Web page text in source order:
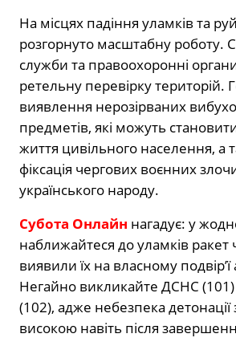
На місцях падіння уламків та
розгорнуто масштабну роботу.
служби та правоохоронні
ретельну перевірку
виявлення нерозірваних
предметів, які можуть
життя цивільного населення, а
фіксація чергових воєнних
українського народу.
Субота Онлайн нагадує: у
наближайтеся до уламків ракет
виявили їх на власному подвір’ї
Негайно викликайте ДСНС (101)
(102), адже небезпека детонації
високою навіть після